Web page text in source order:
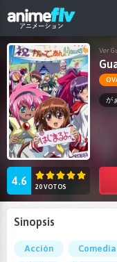
Ver
が
4.6 20 VOTOS
Sinopsis
Acción Comedia